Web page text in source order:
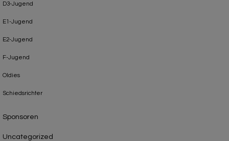
D3-Jugend
E1-Jugend
E2-Jugend
F-Jugend
Oldies
Schiedsrichter
Sponsoren
Uncategorized